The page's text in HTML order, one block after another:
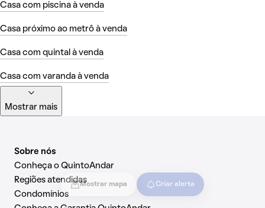
Mostrar mapa Criar alerta
Casa com piscina à venda
Casa próximo ao metrô à venda
Casa com quintal à venda
Casa com varanda à venda
Mostrar mais
Sobre nós
Conheça o QuintoAndar
Regiões atendidas
Condomínios